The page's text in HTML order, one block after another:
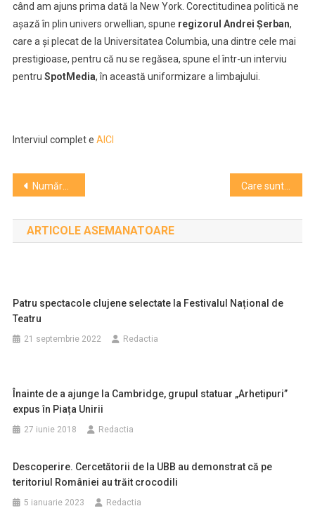
a
călit.
Această
lume
a
continuă
America,
univers
când am ajuns prima dată la New York. Corectitudinea politică ne
așază în plin univers orwellian, spune regizorul Andrei Șerban,
care a și plecat de la Universitatea Columbia, una dintre cele mai
prestigioase, pentru că nu se regăsea, spune el într-un interviu
pentru SpotMedia, în această uniformizare a limbajului.
Interviul complet e AICI
Navigare
în
articole
Numărul de vizitatori e în creștere la Grădina Botanică. Citește cifrele Care sunt artiștii care vor expune la galeria LA CAVE a Institutului Francez
ARTICOLE ASEMANATOARE
Patru spectacole clujene selectate la Festivalul Național de
Teatru
21 septembrie 2022 Redactia
Înainte de a ajunge la Cambridge, grupul statuar „Arhetipuri’’
expus în Piața Unirii
27 iunie 2018 Redactia
Descoperire. Cercetătorii de la UBB au demonstrat că pe
teritoriul României au trăit crocodili
5 ianuarie 2023 Redactia